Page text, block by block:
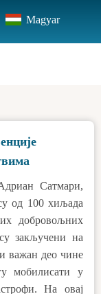
Magyar
Сатмари,
од 100 хиљада
добровољних
закључени на
важан део чине
мобилисати у
На овај